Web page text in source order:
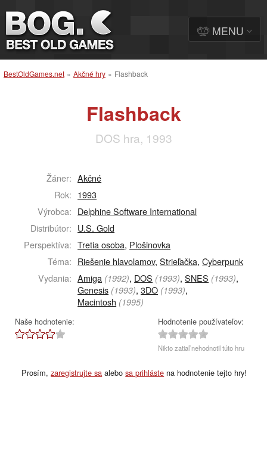
BestOldGames.net » Akčné hry » Flashback
Flashback
DOS hra, 1993
Žáner: Akčné
Rok: 1993
Výrobca: Delphine Software International
Distribútor: U.S. Gold
Perspektíva: Tretia osoba, Plošinovka
Téma: Riešenie hlavolamov,Strieľačka,Cyberpunk
Vydania: Amiga (1992), DOS (1993),SNES (1993),
Genesis (1993),3DO (1993),
Macintosh (1995)
Naše hodnotenie: Hodnotenie používateľov:
Nikto zatiaľ nehodnotil túto hru
Prosím,zaregistrujte sa alebosa prihláste na hodnotenie tejto hry!
MENU